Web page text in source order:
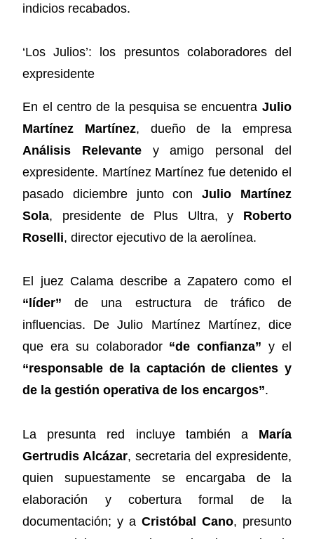
indicios recabados.
‘Los Julios’: los presuntos colaboradores del
expresidente
En el centro de la pesquisa se encuentra Julio
Martínez Martínez, dueño de la empresa
Análisis Relevante y amigo personal del
expresidente. Martínez Martínez fue detenido el
pasado diciembre junto con Julio Martínez
Sola, presidente de Plus Ultra, y Roberto
Roselli, director ejecutivo de la aerolínea.
El juez Calama describe a Zapatero como el
“líder” de una estructura de tráfico de
influencias. De Julio Martínez Martínez, dice
que era su colaborador “de confianza” y el
“responsable de la captación de clientes y
de la gestión operativa de los encargos”.
La presunta red incluye también a María
Gertrudis Alcázar, secretaria del expresidente,
quien supuestamente se encargaba de la
elaboración y cobertura formal de la
documentación; y a Cristóbal Cano, presunto